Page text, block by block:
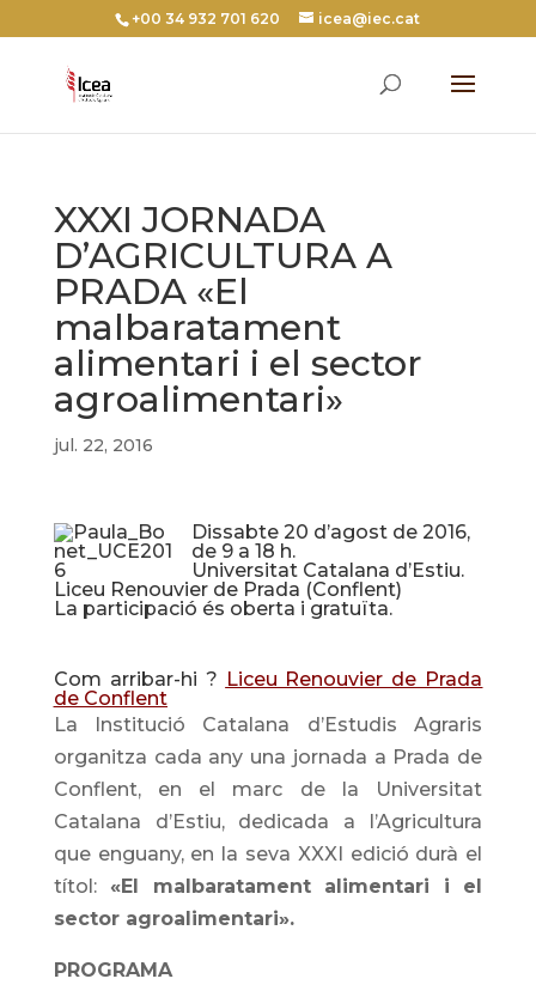
+00 34 932 701 620 icea@iec.cat
XXXI JORNADA
D’AGRICULTURA A
PRADA «El
malbaratament
alimentari i el sector
agroalimentari»
jul. 22, 2016
Dissabte 20 d’agost de 2016,
de 9 a 18 h.
Universitat Catalana d’Estiu.
Liceu Renouvier de Prada (Conflent)
La participació és oberta i gratuïta.
Com arribar-hi ? Liceu Renouvier de Prada
de Conflent
La Institució Catalana d’Estudis Agraris
organitza cada any una jornada a Prada de
Conflent, en el marc de la Universitat
Catalana d’Estiu, dedicada a l’Agricultura
que enguany, en la seva XXXI edició durà el
títol:«El malbaratament alimentari i el
sector agroalimentari».
PROGRAMA